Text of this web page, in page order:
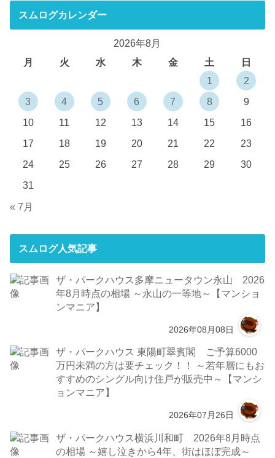
スムログカレンダー
2026年8月
月
火 水 木 金 土
日
1
2
3
4 5 6 7 8
9
10
11 12 13 14 15
16
17
18 19 20 21 22
23
24
25 26 27 28 29
30
31
« 7月
スムログ人気記事
ザ・パークハウス多摩ニュータウン永山 2026
年8月時点の相場 ～永山の一等地～【マンショ
ンマニア】
2026年08月08日
ザ・パークハウス 東陽町翠賓閣 ご予算6000
万円未満の方は要チェック！！ ～若年層にもお
すすめのシングル向け住戸が販売中～【マンシ
ョンマニア】
2026年07月26日
ザ・パークハウス横浜川和町 2026年8月時点
の相場 ～嬉し泣きから4年、街はほぼ完成～